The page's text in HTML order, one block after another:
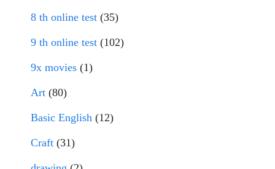
8 th online test (35)
9 th online test (102)
9x movies (1)
Art (80)
Basic English (12)
Craft (31)